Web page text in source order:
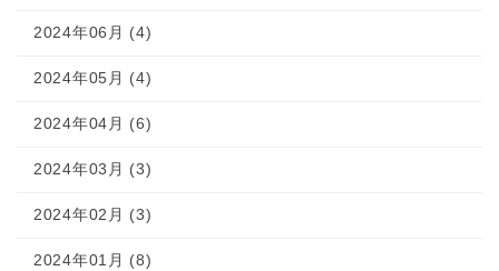
2024年06月 (4)
2024年05月 (4)
2024年04月 (6)
2024年03月 (3)
2024年02月 (3)
2024年01月 (8)